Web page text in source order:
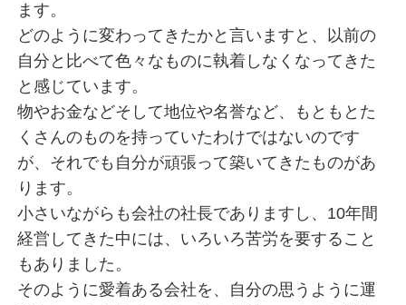
ます。
どのように変わってきたかと言いますと、以前の
自分と比べて色々なものに執着しなくなってきた
と感じています。
物やお金などそして地位や名誉など、もともとた
くさんのものを持っていたわけではないのです
が、それでも自分が頑張って築いてきたものがあ
ります。
小さいながらも会社の社長でありますし、10年間
経営してきた中には、いろいろ苦労を要すること
もありました。
そのように愛着ある会社を、自分の思うように運